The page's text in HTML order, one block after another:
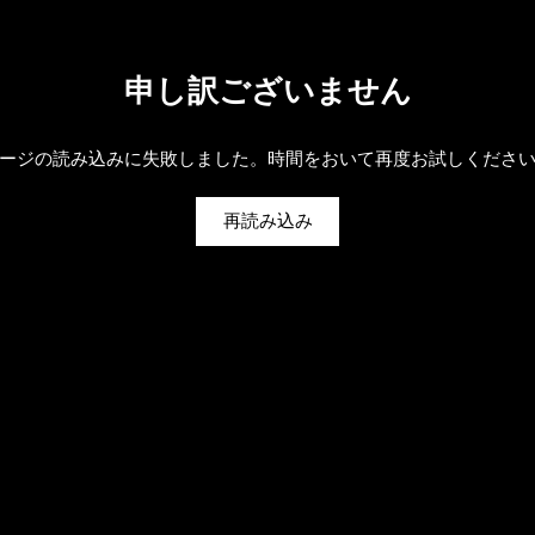
申し訳ございません
ジの読み込みに失敗しました。時間をおいて再度お試しくださ
再読み込み